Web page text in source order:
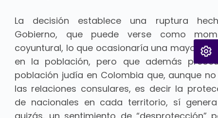
La decisión establece una ruptura
Gobierno, que puede verse como
coyuntural, lo que ocasionaría una mayor
en la población, pero que además
población judía en Colombia que, aunque
las relaciones consulares, es decir la
de nacionales en cada territorio, sí
quizás, un sentimiento de “desprotección”